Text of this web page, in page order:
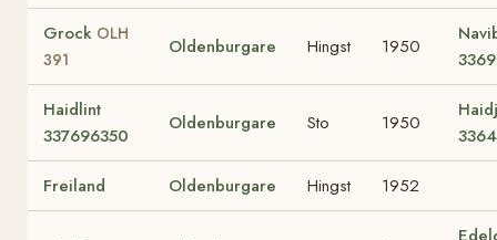
Grock OLH
391
Oldenburgare Hingst 1950
Haidlint
337696350
Oldenburgare Sto 1950
Freiland Oldenburgare Hingst 1952